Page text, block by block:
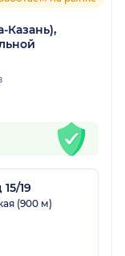
Казань),
19
(900 м)